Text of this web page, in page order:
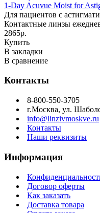
1-Day Acuvue Moist for
Для пациентов с
Контактные линзы
2865р.
Купить
В закладки
В сравнение
Контакты
8-800-550-3705
г.Москва, ул.
info@linzivmoskve.ru
Контакты
Наши реквизиты
Информация
Договор оферты
Как заказать
Доставка товара